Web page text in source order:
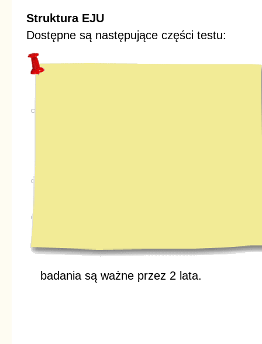
Struktura EJU
Dostępne są następujące części testu:
badania są ważne przez 2 lata.